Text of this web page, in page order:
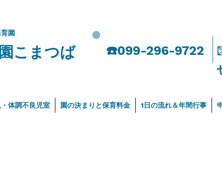
園
こまつば ​☎️099-296-9722
体調不良児室 園の決まりと保育料金 1日の流れ＆年間行事